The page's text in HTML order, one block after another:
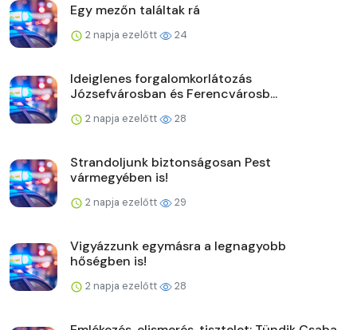
Egy mezőn találtak rá
2 napja ezelőtt 24
Ideiglenes forgalomkorlátozás
Józsefvárosban és Ferencvárosb...
2 napja ezelőtt 28
Strandoljunk biztonságosan Pest
vármegyében is!
2 napja ezelőtt 29
Vigyázzunk egymásra a legnagyobb
hőségben is!
2 napja ezelőtt 28